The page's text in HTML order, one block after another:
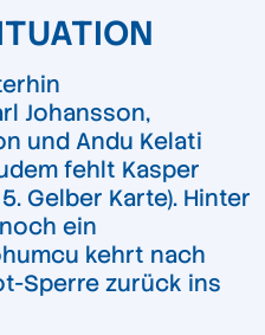
Johansson,
und Andu Kelati
fehlt Kasper
Gelber Karte). Hinter
ein
kehrt nach
Sperre zurück ins